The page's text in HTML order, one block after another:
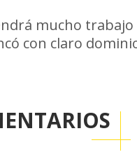
mucho
con claro